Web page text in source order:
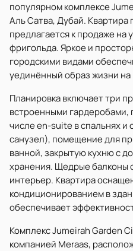
популярном комплексе
Аль Сатва, Дубай. Квартира
предлагается к продаже на
фригольда. Яркое и
городскими видами
уединённый образ жизни на
Планировка включает три
встроенными гардеробами,
числе en-suite в спальнях и
санузел), помещение для
ванной, закрытую кухню с
хранения. Щедрые балконы
интерьер. Квартира
кондиционированием в
обеспечивает
Комплекс Jumeirah Garden
компанией Meraas,